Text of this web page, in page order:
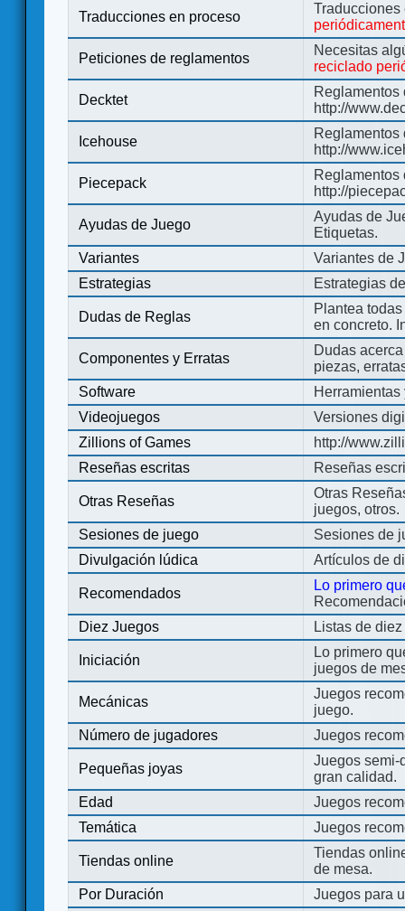
Traducciones en proceso
Peticiones de reglamentos
Necesitas
reciclado
Decktet
Reglamentos
http://
Icehouse
Reglamentos
http://
Piecepack
Reglamentos
http://
Ayudas de Juego
Ayudas de
Etiquetas.
Variantes
Variantes de
Estrategias
Estrategias
Dudas de Reglas
Plantea
en concreto.
Componentes y Erratas
Dudas
piezas,
Software
Videojuegos
Versiones
Zillions of Games
http://
Reseñas escritas
Reseñas
Otras Reseñas
Otras
juegos, otros.
Sesiones de juego
Sesiones de
Divulgación lúdica
Artículos de
Recomendados
Lo primero
Diez Juegos
Listas de
Iniciación
Lo primero
juegos de
Mecánicas
Juegos
juego.
Número de jugadores
Juegos
Pequeñas joyas
Juegos semi-
gran calidad.
Edad
Juegos
Temática
Juegos
Tiendas online
Tiendas
de mesa.
Por Duración
Juegos para